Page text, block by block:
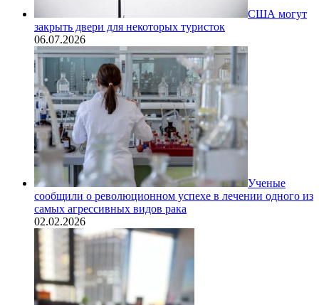
США могут
закрыть двери для некоторых туристок
06.07.2026
Ученые
сообщили о революционном успехе в лечении одного из
самых агрессивных видов рака
02.02.2026